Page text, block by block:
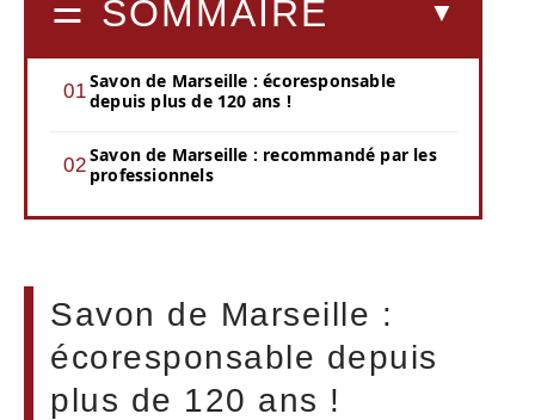
SOMMAIRE
Savon de Marseille : écoresponsable
depuis plus de 120 ans !
Savon de Marseille : recommandé par les
professionnels
Savon de Marseille :
écoresponsable depuis
plus de 120 ans !